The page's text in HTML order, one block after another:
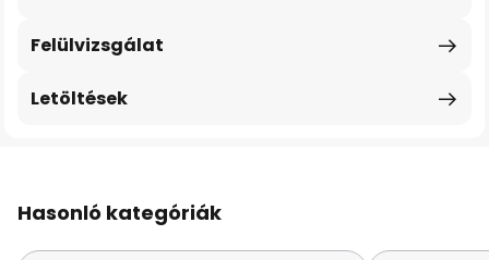
Felülvizsgálat
Letöltések
Hasonló kategóriák